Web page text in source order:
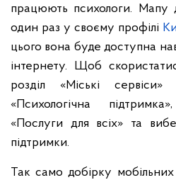
працюють психологи. Мапу
один раз у своєму профілі
цього вона буде доступна
інтернету. Щоб
розділ «Міські
«Психологічна
«Послуги для всіх» та
підтримки.
Так само добірку мобільних